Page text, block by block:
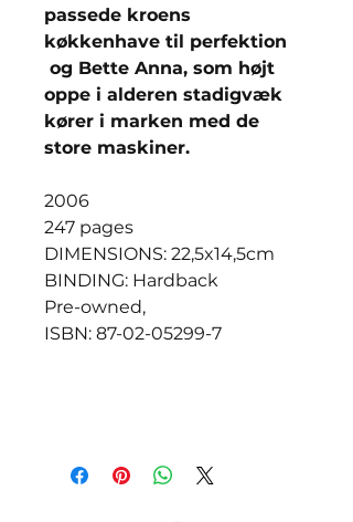
passede kroens
køkkenhave til perfektion
og Bette Anna, som højt
oppe i alderen stadigvæk
kører i marken med de
store maskiner.
2006
247 pages
DIMENSIONS: 22,5x14,5cm
BINDING: Hardback
Pre-owned,
ISBN: 87-02-05299-7